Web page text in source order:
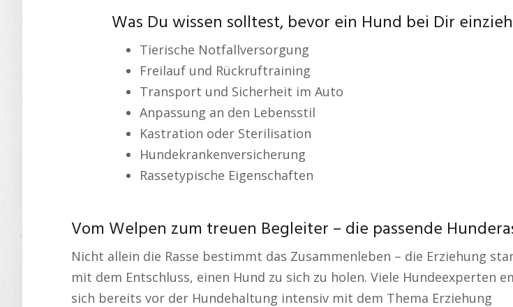
Was Du wissen solltest, bevor ein Hund bei Dir
Tierische Notfallversorgung
Freilauf und Rückruftraining
Transport und Sicherheit im Auto
Anpassung an den Lebensstil
Kastration oder Sterilisation
Hundekrankenversicherung
Rassetypische Eigenschaften
Vom Welpen zum treuen Begleiter – die passende
Nicht allein die Rasse bestimmt das Zusammenleben – die Erziehung
mit dem Entschluss, einen Hund zu sich zu holen. Viele Hundeexperten
sich bereits vor der Hundehaltung intensiv mit dem Thema Erziehung